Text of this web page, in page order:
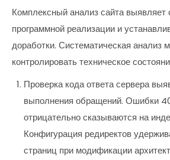
Комплексный анализ сайта выявляет
программной реализации и
доработки. Систематическая анализ
контролировать техническое
Проверка кода ответа сервера
выполнения обращений. Ошибки
отрицательно сказываются на
Конфигурация редиректов
страниц при модификации